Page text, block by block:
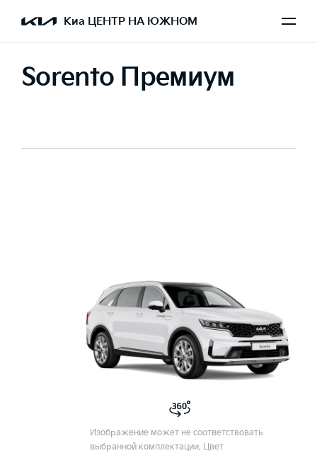
Киа ЦЕНТР НА ЮЖНОМ
Sorento Премиум
Изображение может не соответствовать
выбранной комплектации. Цвет